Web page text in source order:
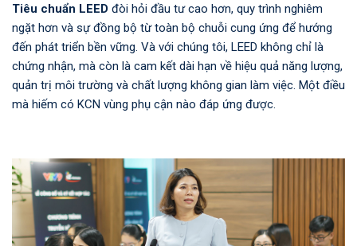
Tiêu chuẩn LEED đòi hỏi đầu tư cao hơn, quy trình nghiêm
ngặt hơn và sự đồng bộ từ toàn bộ chuỗi cung ứng để hướng
đến phát triển bền vững. Và với chúng tôi, LEED không chỉ là
chứng nhận, mà còn là cam kết dài hạn về hiệu quả năng lượng,
quản trị môi trường và chất lượng không gian làm việc. Một điều
mà hiếm có KCN vùng phụ cận nào đáp ứng được.